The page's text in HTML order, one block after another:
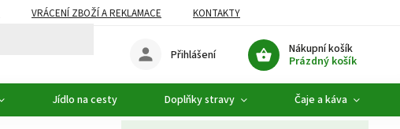
VRÁCENÍ ZBOŽÍ A REKLAMACE
KONTAKTY
Nákupní košík
Prázdný košík
Přihlášení
Jídlo na cesty Doplňky stravy Čaje a káva